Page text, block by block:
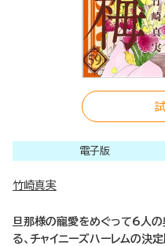
電子版
竹崎真実
旦那様の寵愛をめぐって6人
る、チャイニーズハーレムの決